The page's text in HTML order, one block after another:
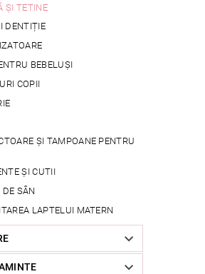
ȘI TETINE
DENTIȚIE
BEBELUȘI
COPII
ȘI TAMPOANE PENTRU
ȘI CUTII
DE SÂN
LAPTELUI MATERN